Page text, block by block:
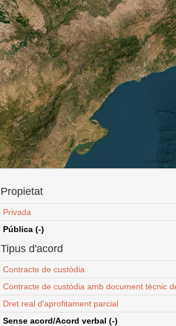
Propietat
Privada
Pública (-)
Tipus d'acord
Contracte de custòdia
Contracte de custòdia amb document tècnic
Dret real d'aprofitament parcial
Sense acord/Acord verbal (-)